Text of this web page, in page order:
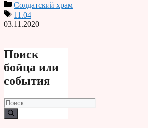
PrintСолдатский храм
11.04
03.11.2020
Поиск
бойца или
события
Поиск: